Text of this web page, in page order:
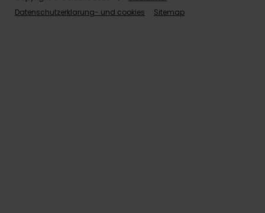
Datenschutzerklarung- und cookies
Sitemap